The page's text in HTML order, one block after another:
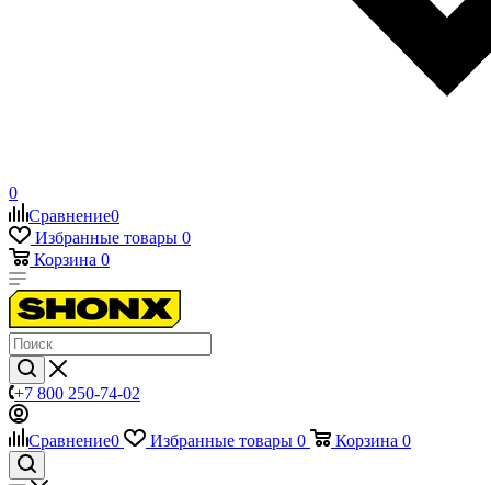
0
Сравнение0
Избранные товары 0
Корзина 0
+7 800 250-74-02
Сравнение0 Избранные товары 0 Корзина 0